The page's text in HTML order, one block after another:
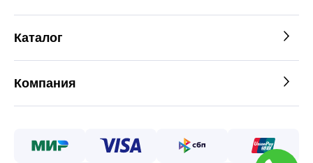
Каталог
Компания